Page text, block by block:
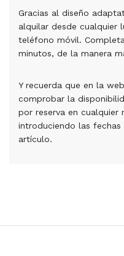
Gracias al diseño
alquilar desde cualquier
teléfono móvil.
minutos, de la manera
Y recuerda que en la
comprobar la
por reserva en cualquier
introduciendo las
artículo.